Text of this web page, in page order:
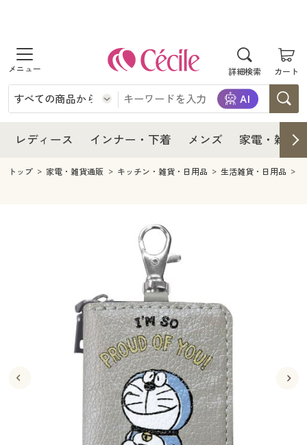
詳細検索 カート
商品を探す
レディース
レディースファッション
インナー・下着
インナー・下着通販すべて
メンズ
キッチン・雑貨・日用品
寝具・インテリア・家具
寝具・インテリア・家具通販すべて
カーテン・ラグ・ファブリック
美容・健康通販すべて
美容・健康・サプリメント
制服・スクール
制服・スクールすべて
ジュニア・ティーンズ下着
大きいサイズ通販すべて
大きいサイズ レディース服
バーゲンセール
レディース インナー・下着 メンズ 家電・雑貨
レディース
レディース通販すべて
レディースファッション
インナー・下着
インナー・下着通販すべて
メンズ
寝具・インテリア・家具通販すべて
寝具・ベッド
カーテン・ラグ・ファブリック
美容・健康・サプリメント
制服・スクールすべて
制服・学生服
ジュニア・ティーンズ下着
大きいサイズ
大きいサイズ通販すべて
大きいサイズ レディース服
大きいサイズ レディース下着
バーゲンセール
シークレットセール
商品カテゴリ一覧
トップ 家電・雑貨通販 キッチン・雑貨・日用品 生活雑貨・日用品